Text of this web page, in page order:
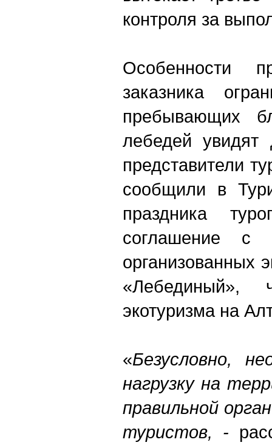
контроля за
Особенности
заказника
пребывающих
лебедей увидят
представители
сообщили в
праздника
соглашение с
организованных
«Лебединый»,
экотуризма на
«Безусловно,
нагрузку на
правильной
туристов, -